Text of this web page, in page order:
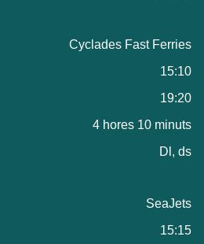
Cyclades Fast Ferries
15:10
19:20
4 hores 10 minuts
Dl, ds
SeaJets
15:15